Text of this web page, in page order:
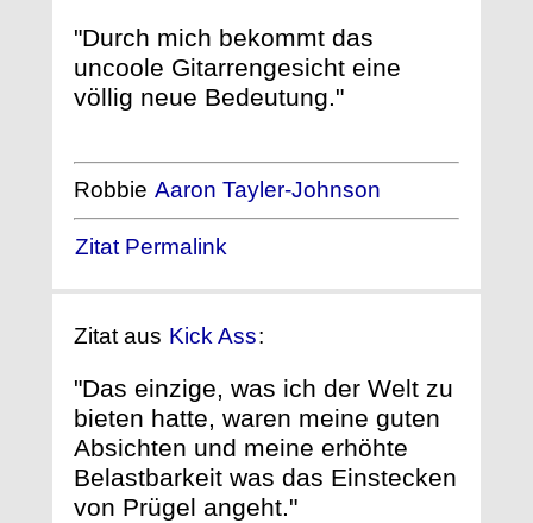
"Durch mich bekommt das
uncoole Gitarrengesicht eine
völlig neue Bedeutung."
Robbie Aaron Tayler-Johnson
Zitat Permalink
Zitat aus Kick Ass:
"Das einzige, was ich der Welt zu
bieten hatte, waren meine guten
Absichten und meine erhöhte
Belastbarkeit was das Einstecken
von Prügel angeht."